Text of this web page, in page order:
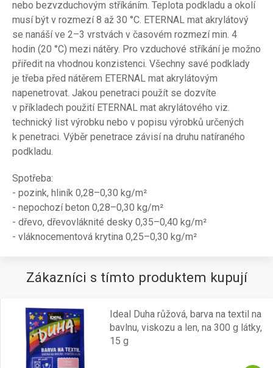
nebo bezvzduchovým stříkáním. Teplota podkladu a okolí
musí být v rozmezí 8 až 30 °C. ETERNAL mat akrylátový
se nanáší ve 2–3 vrstvách v časovém rozmezí min. 4
hodin (20 °C) mezi nátěry. Pro vzduchové stříkání je možno
přiředit na vhodnou konzistenci. Všechny savé podklady
je třeba před nátěrem ETERNAL mat akrylátovým
napenetrovat. Jakou penetraci použít se dozvíte
v příkladech použití ETERNAL mat akrylátového viz.
technický list výrobku nebo v popisu výrobků určených
k penetraci. Výběr penetrace závisí na druhu natíraného
podkladu.
Spotřeba:
- pozink, hliník 0,28–0,30 kg/m²
- nepochozí beton 0,28–0,30 kg/m²
- dřevo, dřevovláknité desky 0,35–0,40 kg/m²
- vláknocementová krytina 0,25–0,30 kg/m²
Zákazníci s tímto produktem kupují
Ideal Duha růžová, barva na textil na
bavlnu, viskozu a len, na 300 g látky,
15 g